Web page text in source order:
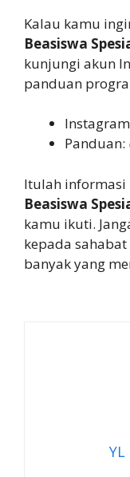
Kalau kamu
Beasiswa
kunjungi akun
panduan
Panduan:
Itulah informasi
Beasiswa
kamu ikuti.
kepada
banyak yang